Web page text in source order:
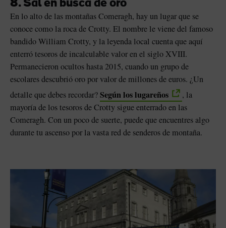
8. Sal en busca de oro
En lo alto de las montañas Comeragh, hay un lugar que se
conoce como la roca de Crotty. El nombre le viene del famoso
bandido William Crotty, y la leyenda local cuenta que aquí
enterró tesoros de incalculable valor en el siglo XVIII.
Permanecieron ocultos hasta 2015, cuando un grupo de
escolares descubrió oro por valor de millones de euros. ¿Un
detalle que debes recordar?Según los lugareños
, la
mayoría de los tesoros de Crotty sigue enterrado en las
Comeragh. Con un poco de suerte, puede que encuentres algo
durante tu ascenso por la vasta red de senderos de montaña.